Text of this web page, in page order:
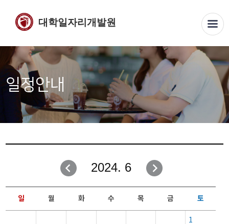
대학일자리개발원
일정안내
2024. 6
일 월 화 수 목 금 토
1